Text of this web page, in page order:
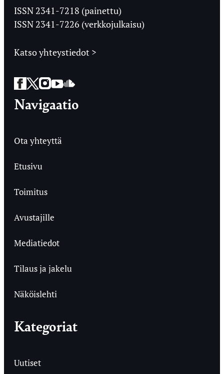
Ylioppilaslehti
ISSN 2341-7218 (painettu)
ISSN 2341-7226 (verkkojulkaisu)
Katso yhteystiedot >
Facebook
Twitter
Instagram
YouTube
SoundCloud
Navigaatio
Ota yhteyttä
Etusivu
Toimitus
Avustajille
Mediatiedot
Tilaus ja jakelu
Näköislehti
Kategoriat
Uutiset